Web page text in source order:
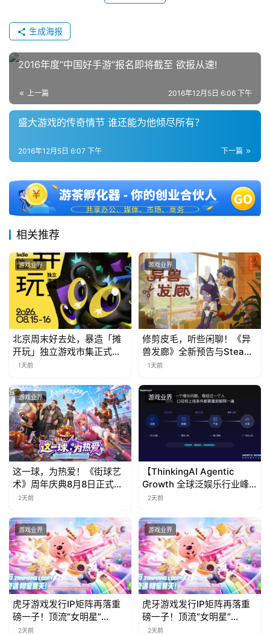
生成海报
2016年度“中国好手游”报名即将截至 欲报从速!
上一篇 2016年12月5日 6:06 下午
盛大游戏的传奇情节 谁还能为他倾尽所有？
下一篇
2016年12月5日 6:07 下午
相关推荐
游戏业界
北京周末好去处，暴造「摊
开玩」独立游戏市集正式开
票！
1天前
游戏业界
修剪皮毛，听些闲聊！《异
兽发廊》全新预告与Steam
免费试玩公开
1天前
游戏业界
这一球，为热爱！《街球艺
术》周年庆典8月8日正式上
线，多重福利与全新内容同
2天前
游戏业界
【ThinkingAI Agentic
Growth 全球泛娱乐行业峰
会】Agent 时代，人到底负
2天前
游戏业界
虎牙游戏发行IP矩阵再落重
磅一子！顶流“女明星”
ZANMANG LOOPY 正版3D
2天前
游戏业界
虎牙游戏发行IP矩阵再落重
磅一子！顶流“女明星”
ZANMANG LOOPY 正版3D
2天前